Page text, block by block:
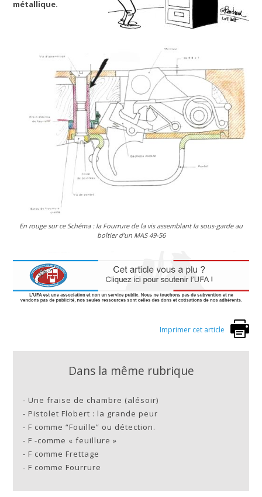
métallique.
En rouge sur ce Schéma : la Fourrure de la vis assemblant la sous-garde au
boîtier d’un MAS 49-56
Imprimer cet article
Dans la même rubrique
-Une fraise de chambre (alésoir)
-Pistolet Flobert : la grande peur
-F comme “Fouille” ou détection.
-F -comme « feuillure »
-F comme Frettage
-F comme Fourrure